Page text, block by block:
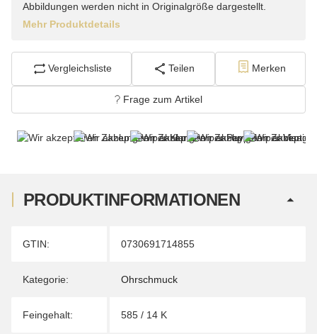
Abbildungen werden nicht in Originalgröße dargestellt.
Mehr Produktdetails
Vergleichsliste Teilen Merken
Frage zum Artikel
PRODUKTINFORMATIONEN
Produkteigenschaft
Wert
GTIN: 0730691714855
Kategorie: Ohrschmuck
Feingehalt: 585 / 14 K